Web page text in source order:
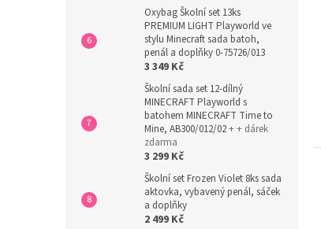
Oxybag Školní set 13ks
PREMIUM LIGHT Playworld ve
stylu Minecraft sada batoh,
penál a doplňky 0-75726/013
3 349 Kč
Školní sada set 12-dílný
MINECRAFT Playworld s
batohem MINECRAFT Time to
Mine, AB300/012/02+ + dárek
zdarma
3 299 Kč
Školní set Frozen Violet 8ks sada
aktovka, vybavený penál, sáček
a doplňky
2 499 Kč